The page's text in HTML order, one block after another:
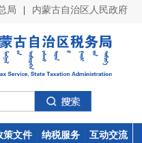
局 内蒙古自治区人民政府
策文件 纳税服务 互动交流
策文件 纳税服务 互动交流